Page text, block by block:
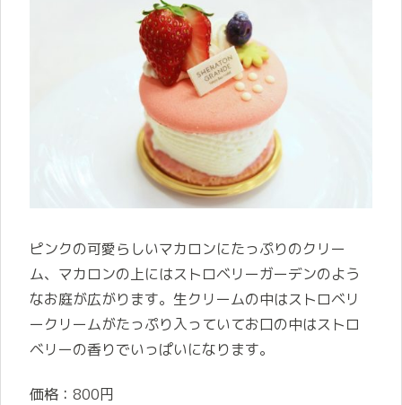
ピンクの可愛らしいマカロンにたっぷりのクリー
ム、マカロンの上にはストロベリーガーデンのよう
なお庭が広がります。生クリームの中はストロベリ
ークリームがたっぷり入っていてお口の中はストロ
ベリーの香りでいっぱいになります。
価格：800円